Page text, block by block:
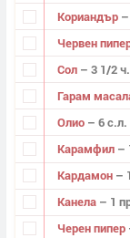
Кориандър
Червен
Сол – 3 1/2
Гарам
Олио – 6 с.л.
Карамфил –
Кардамон –
Канела – 1
Черен пипер